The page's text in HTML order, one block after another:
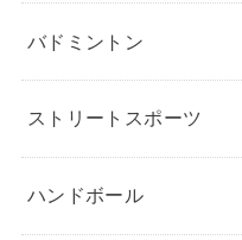
バドミントン
ストリートスポーツ
ハンドボール